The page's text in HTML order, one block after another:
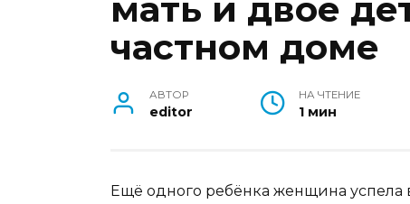
мать и двое
частном доме
АВТОР
editor
НА ЧТЕНИЕ
1 мин
Ещё одного ребёнка женщина успела